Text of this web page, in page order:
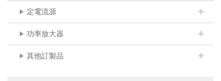
定電流源
功率放大器
其他訂製品